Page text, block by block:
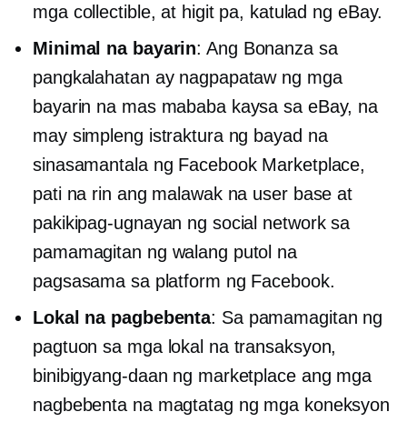
mga collectible, at higit pa, katulad ng eBay.
Minimal na bayarin: Ang Bonanza sa
pangkalahatan ay nagpapataw ng mga
bayarin na mas mababa kaysa sa eBay, na
may simpleng istraktura ng bayad na
sinasamantala ng Facebook Marketplace,
pati na rin ang malawak na user base at
pakikipag-ugnayan ng social network sa
pamamagitan ng walang putol na
pagsasama sa platform ng Facebook.
Lokal na pagbebenta: Sa pamamagitan ng
pagtuon sa mga lokal na transaksyon,
binibigyang-daan ng marketplace ang mga
nagbebenta na magtatag ng mga koneksyon